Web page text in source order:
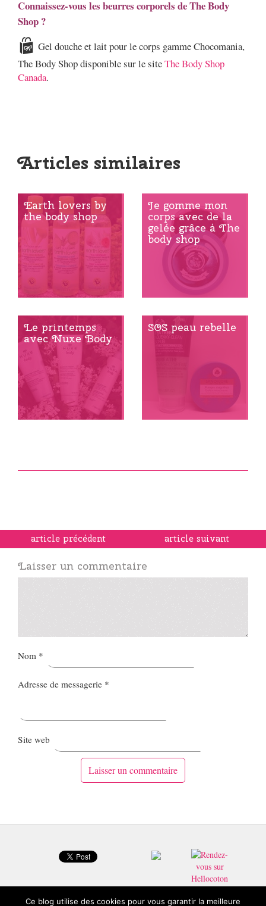
Connaissez-vous les beurres corporels de The Body
Shop ?
Gel douche et lait pour le corps gamme Chocomania,
The Body Shop disponible sur le siteThe Body Shop
Canada.
Articles similaires
Earth lovers by
the body shop
Je gomme mon
corps avec de la
gelée grâce à The
body shop
Le printemps
avec Nuxe Body
SOS peau rebelle
article précédent article suivant
Laisser un commentaire
Nom *
Adresse de messagerie *
Site web
Ce blog utilise des cookies pour vous garantir la meilleure